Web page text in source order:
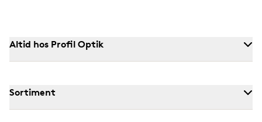
Altid hos Profil Optik
Sortiment